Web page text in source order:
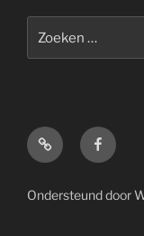
Inloggen
Ondersteund door